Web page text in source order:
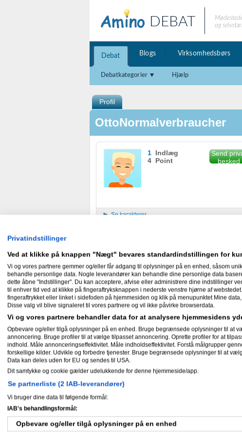
DEBAT
og
Debat Blogs Virksomhedsbørs
Debatkategorier Hjælp
Profil
OttoNormalverbraucher
1 Indlæg
4 Point
Send
besked
Se karakterer
OttoNormalverbraucher har ikke skrevet
Skæve facts om mig
OttoNormalverbraucher har ikke skrevet
Nyheder
Gæstebog
Ingen har endnu skrevet i
Mine aktiviteter
Privatindstillinger
Ved at klikke på knappen "Nægt" bevares standardindstillingen for
Vi og vores partnere gemmer og/eller får adgang til oplysninger på en enhed, såsom
behandle personlige data. Nogle leverandører kan behandle dine personlige data
dette åbne "Indstillinger". Du kan acceptere, afvise eller administrere dine indstillinger
til enhver tid ved at klikke på fingeraftryksknappen i nederste venstre hjørne af
fingeraftrykket eller linket i sidefoden på hjemmesiden og klik på menupunktet Mine
Disse valg vil blive signaleret til vores partnere og vil ikke påvirke browserdata.
Vi og vores partnere behandler data for at analysere hjemmesidens
Opbevare og/eller tilgå oplysninger på en enhed. Bruge begrænsede oplysninger til at
annoncering. Bruge profiler til at vælge tilpasset annoncering. Oprette profiler for at
indhold. Måle annonceringseffektivitet. Måle indholdseffektivitet. Forstå målgrupper
forskellige kilder. Udvikle og forbedre tjenester. Bruge begrænsede oplysninger til at
Data kan deles uden for EU og sendes til USA.
Dit samtykke og cookie gælder udelukkende for denne hjemmeside/app.
Se partnerliste (2 IAB-leverandører)
Vi bruger dine data til følgende formål:
IAB's behandlingsformål:
Opbevare og/eller tilgå oplysninger på en enhed